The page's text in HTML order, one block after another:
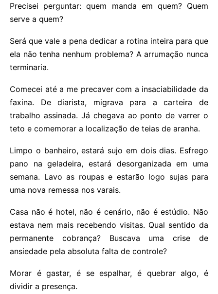
Precisei perguntar: quem manda em quem? Quem
serve a quem?
Será que vale a pena dedicar a rotina inteira para que
ela não tenha nenhum problema? A arrumação nunca
terminaria.
Comecei até a me precaver com a insaciabilidade da
faxina. De diarista, migrava para a carteira de
trabalho assinada. Já chegava ao ponto de varrer o
teto e comemorar a localização de teias de aranha.
Limpo o banheiro, estará sujo em dois dias. Esfrego
pano na geladeira, estará desorganizada em uma
semana. Lavo as roupas e estarão logo sujas para
uma nova remessa nos varais.
Casa não é hotel, não é cenário, não é estúdio. Não
estava nem mais recebendo visitas. Qual sentido da
permanente cobrança? Buscava uma crise de
ansiedade pela absoluta falta de controle?
Morar é gastar, é se espalhar, é quebrar algo, é
dividir a presença.